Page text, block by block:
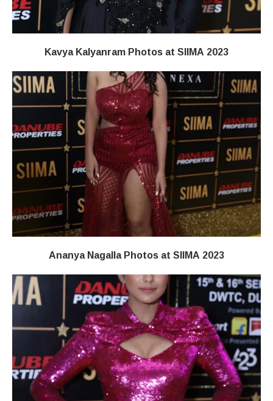
Kavya Kalyanram Photos at SIIMA 2023
Ananya Nagalla Photos at SIIMA 2023